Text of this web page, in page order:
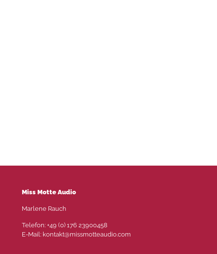
Miss Motte Audio
Marlene Rauch
Telefon: +49 (0) 176 23900458
E-Mail: kontakt@missmotteaudio.com